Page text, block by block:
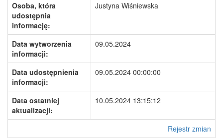
Osoba, która
udostępnia
informację:
Justyna Wiśniewska
Data wytworzenia
informacji:
09.05.2024
Data udostępnienia
informacji:
09.05.2024 00:00:00
Data ostatniej
aktualizacji:
10.05.2024 13:15:12
Rejestr zmian